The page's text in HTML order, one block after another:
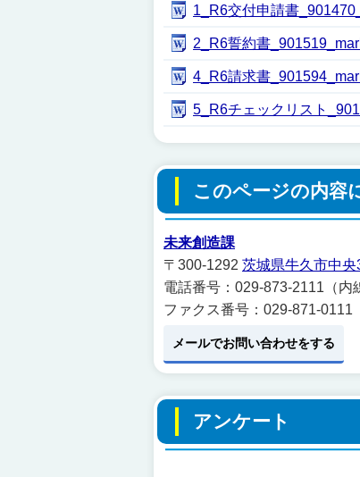
1_R6交付申請書
2_R6誓約書
4_R6請求書
5_R6チェックリスト
このページの内容
未来創造課
〒300-1292 茨城県牛久市中
電話番号：029-873-2111（内
ファクス番号：029-871-0111
メールでお問い合わせをする
アンケート